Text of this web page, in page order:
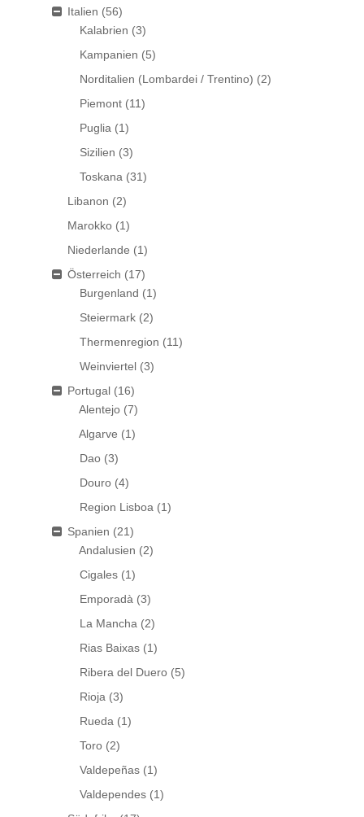
Italien (56)
Kalabrien (3)
Kampanien (5)
Norditalien (Lombardei / Trentino) (2)
Piemont (11)
Puglia (1)
Sizilien (3)
Toskana (31)
Libanon (2)
Marokko (1)
Niederlande (1)
Österreich (17)
Burgenland (1)
Steiermark (2)
Thermenregion (11)
Weinviertel (3)
Portugal (16)
Alentejo (7)
Algarve (1)
Dao (3)
Douro (4)
Region Lisboa (1)
Spanien (21)
Andalusien (2)
Cigales (1)
Emporadà (3)
La Mancha (2)
Rias Baixas (1)
Ribera del Duero (5)
Rioja (3)
Rueda (1)
Toro (2)
Valdepeñas (1)
Valdependes (1)